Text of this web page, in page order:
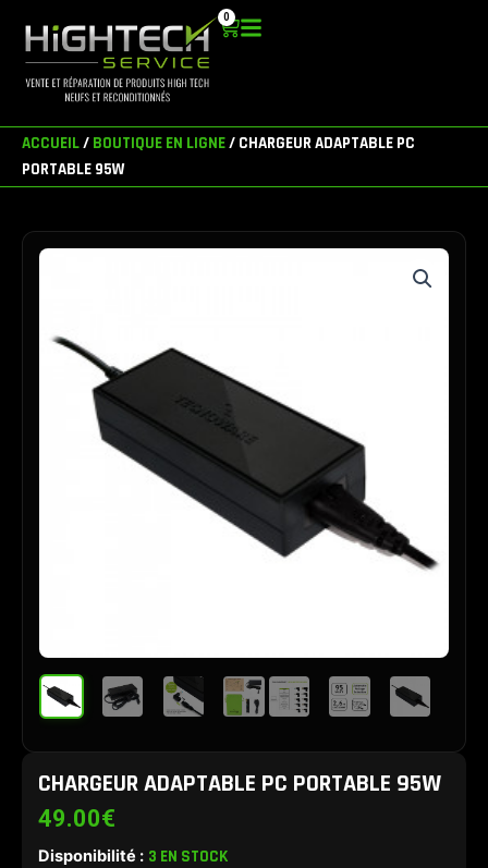
contenu
0
Panier
ACCUEIL/ BOUTIQUE EN LIGNE/ CHARGEUR ADAPTABLE PC
PORTABLE 95W
CHARGEUR ADAPTABLE PC PORTABLE 95W
49.00€
Disponibilité : 3 EN STOCK